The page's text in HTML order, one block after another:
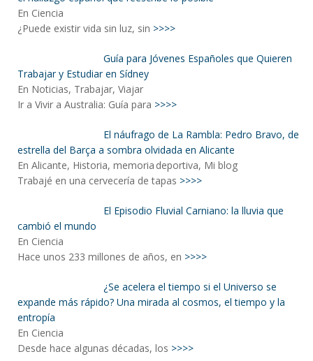
En Ciencia
¿Puede existir vida sin luz, sin >>>>
Guía para Jóvenes Españoles que Quieren
Trabajar y Estudiar en Sídney
En Noticias, Trabajar, Viajar
Ir a Vivir a Australia: Guía para >>>>
El náufrago de La Rambla: Pedro Bravo, de
estrella del Barça a sombra olvidada en Alicante
En Alicante, Historia, memoria deportiva, Mi blog
Trabajé en una cervecería de tapas >>>>
El Episodio Fluvial Carniano: la lluvia que
cambió el mundo
En Ciencia
Hace unos 233 millones de años, en >>>>
¿Se acelera el tiempo si el Universo se
expande más rápido? Una mirada al cosmos, el tiempo y la
entropía
En Ciencia
Desde hace algunas décadas, los >>>>